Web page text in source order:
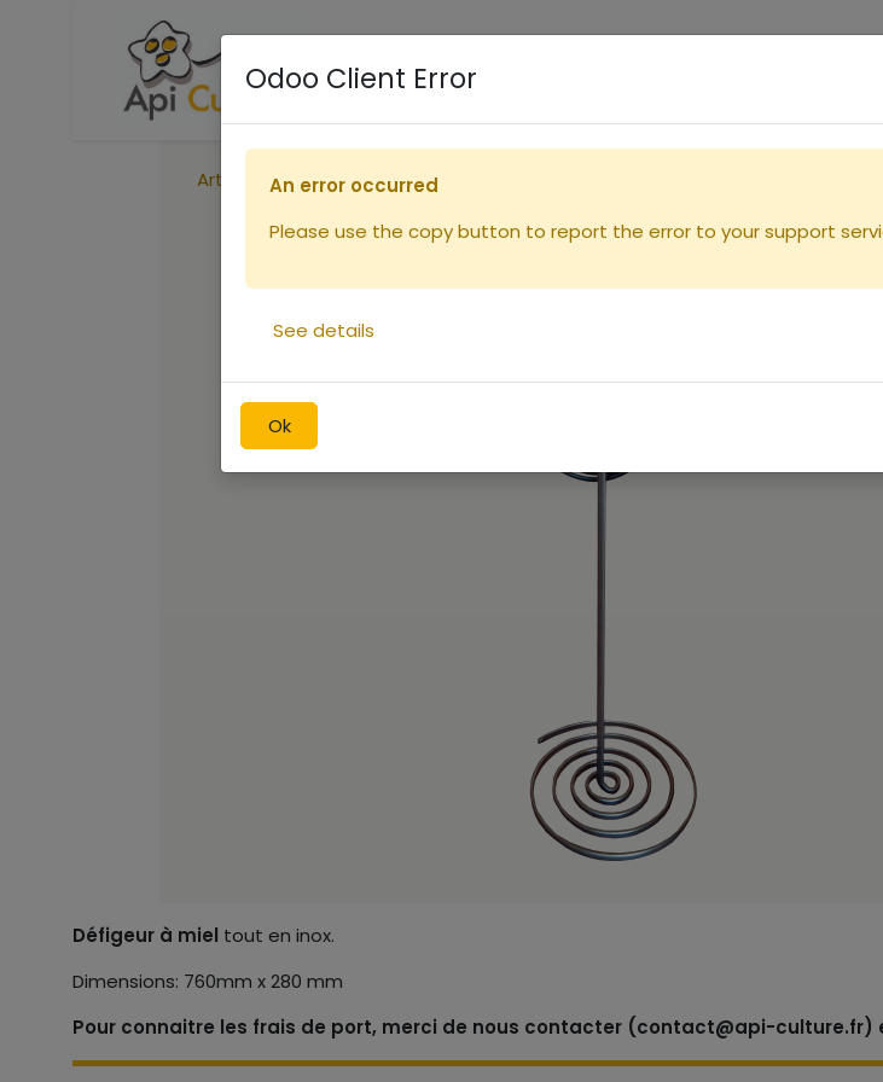
Accueil Boutique
Articles Défigeur seau diam. 280mm
Défigeur à miel tout en inox.
Dimensions: 760mm x 280 mm
Pour connaitre les frais de port, merci de nous contacter (contact@api-culture.fr)
Odoo Client Error
Ok
An error occurred
Please use the copy button to report the error to your support
See details